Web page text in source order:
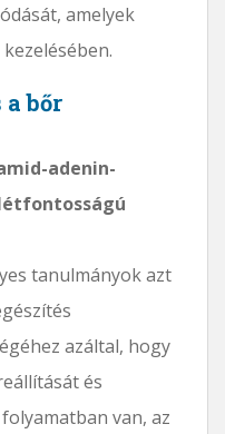
amelyek
bőr
adenin-
tanulmányok azt
azáltal, hogy
és
van, az